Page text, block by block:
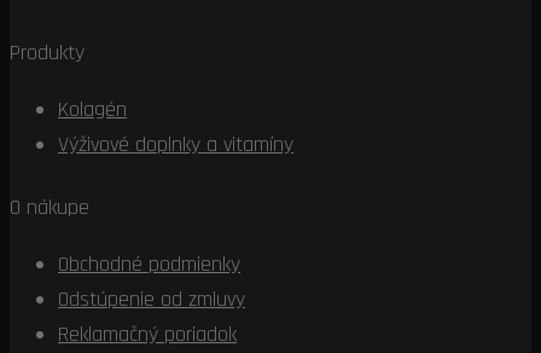
Produkty
Kolagén
Výživové doplnky a vitamíny
O nákupe
Obchodné podmienky
Odstúpenie od zmluvy
Reklamačný poriadok